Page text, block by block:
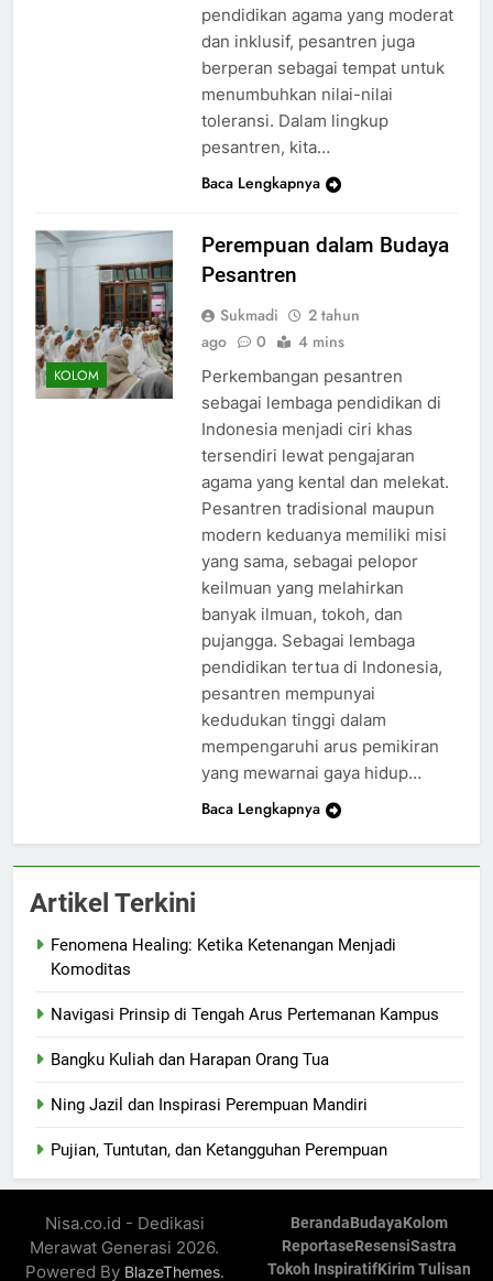
pendidikan agama yang moderat
dan inklusif, pesantren juga
berperan sebagai tempat untuk
menumbuhkan nilai-nilai
toleransi. Dalam lingkup
pesantren, kita…
Baca Lengkapnya
KOLOM
Perempuan dalam Budaya
Pesantren
Sukmadi
2 tahun
ago
0 4 mins
Perkembangan pesantren
sebagai lembaga pendidikan di
Indonesia menjadi ciri khas
tersendiri lewat pengajaran
agama yang kental dan melekat.
Pesantren tradisional maupun
modern keduanya memiliki misi
yang sama, sebagai pelopor
keilmuan yang melahirkan
banyak ilmuan, tokoh, dan
pujangga. Sebagai lembaga
pendidikan tertua di Indonesia,
pesantren mempunyai
kedudukan tinggi dalam
mempengaruhi arus pemikiran
yang mewarnai gaya hidup…
Baca Lengkapnya
Artikel Terkini
Fenomena Healing: Ketika Ketenangan Menjadi
Komoditas
Navigasi Prinsip di Tengah Arus Pertemanan Kampus
Bangku Kuliah dan Harapan Orang Tua
Ning Jazil dan Inspirasi Perempuan Mandiri
Pujian, Tuntutan, dan Ketangguhan Perempuan
Nisa.co.id - Dedikasi
Merawat Generasi 2026.
Powered By BlazeThemes.
BerandaBudayaKolom
ReportaseResensiSastra
Tokoh InspiratifKirim Tulisan